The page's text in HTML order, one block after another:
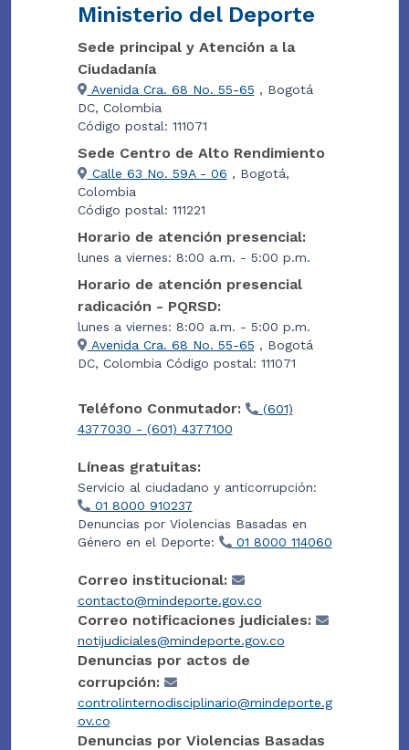
Ministerio del Deporte
Sede principal y Atención a la
Ciudadanía
Avenida Cra. 68 No. 55-65 , Bogotá
DC, Colombia
Código postal: 111071
Sede Centro de Alto Rendimiento
Calle 63 No. 59A - 06 , Bogotá,
Colombia
Código postal: 111221
Horario de atención presencial:
lunes a viernes: 8:00 a.m. - 5:00 p.m.
Horario de atención presencial
radicación - PQRSD:
lunes a viernes: 8:00 a.m. - 5:00 p.m.
Avenida Cra. 68 No. 55-65 , Bogotá
DC, Colombia Código postal: 111071
Teléfono Conmutador:
(601)
4377030 - (601) 4377100
Líneas gratuitas:
Servicio al ciudadano y anticorrupción:
01 8000 910237
Denuncias por Violencias Basadas en
Género en el Deporte:
01 8000 114060
Correo institucional:
contacto@mindeporte.gov.co
Correo notificaciones judiciales:
notijudiciales@mindeporte.gov.co
Denuncias por actos de
corrupción:
controlinternodisciplinario@mindeporte.g
ov.co
Denuncias por Violencias Basadas